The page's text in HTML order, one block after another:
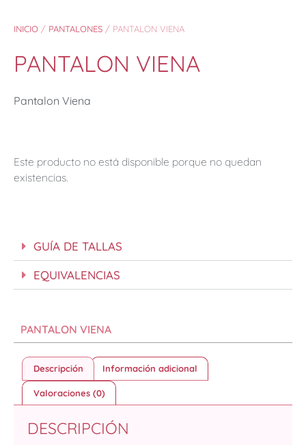
INICIO / PANTALONES / PANTALON VIENA
PANTALON VIENA
Pantalon Viena
Este producto no está disponible porque no quedan
existencias.
GUÍA DE TALLAS
EQUIVALENCIAS
PANTALON VIENA
Descripción Información adicional
Valoraciones (0)
DESCRIPCIÓN